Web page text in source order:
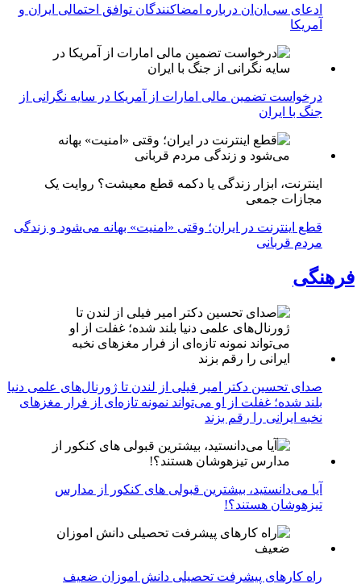
ادعای سی‌ان‌ان درباره امضاکنندگان توافق احتمالی ایران و
آمریکا
درخواست تضمین مالی امارات از آمریکا در سایه نگرانی از
جنگ با ایران
اینترنت، ابزار زندگی یا دکمه قطع معیشت؟ روایت یک
مجازات جمعی
قطع اینترنت در ایران؛ وقتی «امنیت» بهانه می‌شود و زندگی
مردم قربانی
فرهنگی
صدای تحسین دکتر امیر فیلی از لندن تا ژورنال‌های علمی دنیا
بلند شده؛ غفلت از او می‌تواند نمونه تازه‌ای از فرار مغزهای
نخبه ایرانی را رقم بزند
آیا می‌دانستید، بیشترین قبولی های کنکور از مدارس
تیزهوشان هستند؟!
راه کارهای پیشرفت تحصیلی دانش اموزان ضعیف